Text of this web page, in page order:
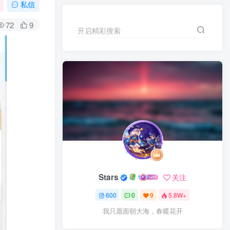
私信
72 9
开启精彩搜索
Stars 关注
600 0 9 5.8W+
我只愿面朝大海，春暖花开